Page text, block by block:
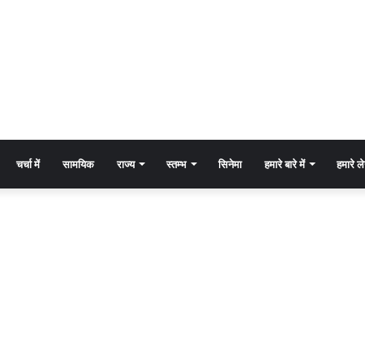
चर्चा में सामयिक राज्य स्तम्भ सिनेमा हमारे बारे में हमारे